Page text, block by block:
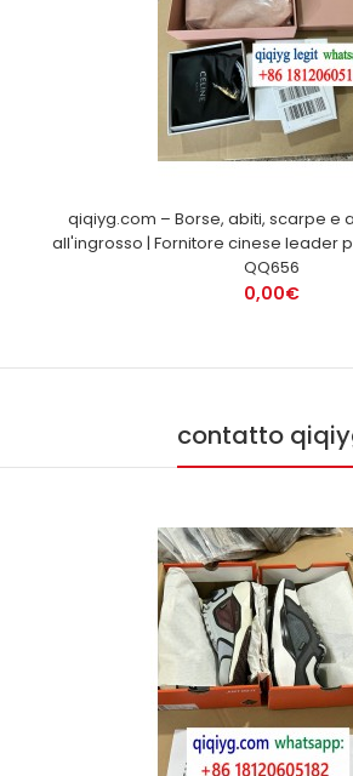
qiqiyg.com – Borse, abiti, scarpe e
all'ingrosso | Fornitore cinese leader
QQ656
0,00€
contatto